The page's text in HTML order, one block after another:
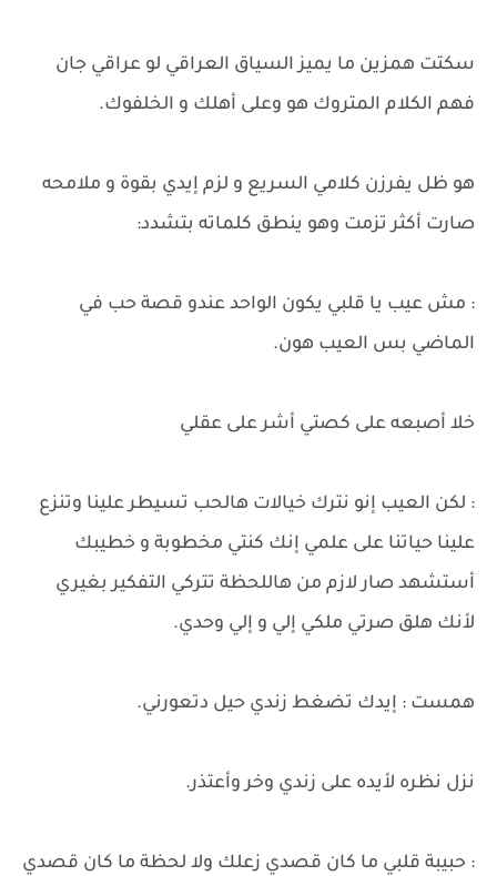
سكتت همزين ما يميز السياق العراقي لو عراقي جان
فهم الكلام المتروك هو وعلى أهلك و الخلفوك.
هو ظل يفرزن كلامي السريع و لزم إيدي بقوة و ملامحه
صارت أكثر تزمت وهو ينطق كلماته بتشدد:
: مش عيب يا قلبي يكون الواحد عندو قصة حب في
الماضي بس العيب هون.
خلا أصبعه على كصتي أشر على عقلي
: لكن العيب إنو نترك خيالات هالحب تسيطر علينا وتنزع
علينا حياتنا على علمي إنك كنتي مخطوبة و خطيبك
أستشهد صار لازم من هاللحظة تتركي التفكير بغيري
لأنك هلق صرتي ملكي إلي و إلي وحدي.
​همست : إيدك تضغط زندي حيل دتعورني.
نزل نظره لأيده على زندي وخر وأعتذر.
: حبيبة قلبي ما كان قصدي زعلك ولا لحظة ما كان قصدي